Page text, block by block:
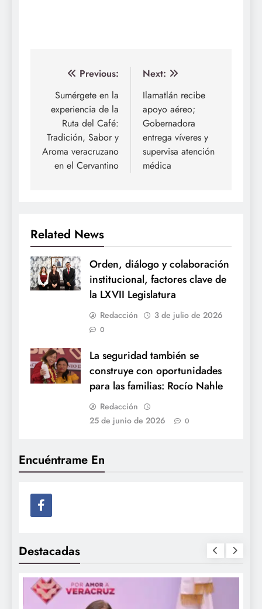
Encuéntrame En
Destacadas
Navegación
de
entradas
Previous:
Sumérgete en la
experiencia de la
Ruta del Café:
Tradición, Sabor y
Aroma veracruzano
en el Cervantino
Next:
Ilamatlán recibe
apoyo aéreo;
Gobernadora
entrega víveres y
supervisa atención
médica
Related News
Orden, diálogo y colaboración
institucional, factores clave de
la LXVII Legislatura
Redacción 3 de julio de 2026
0
La seguridad también se
construye con oportunidades
para las familias: Rocío Nahle
Redacción
25 de junio de 2026
0